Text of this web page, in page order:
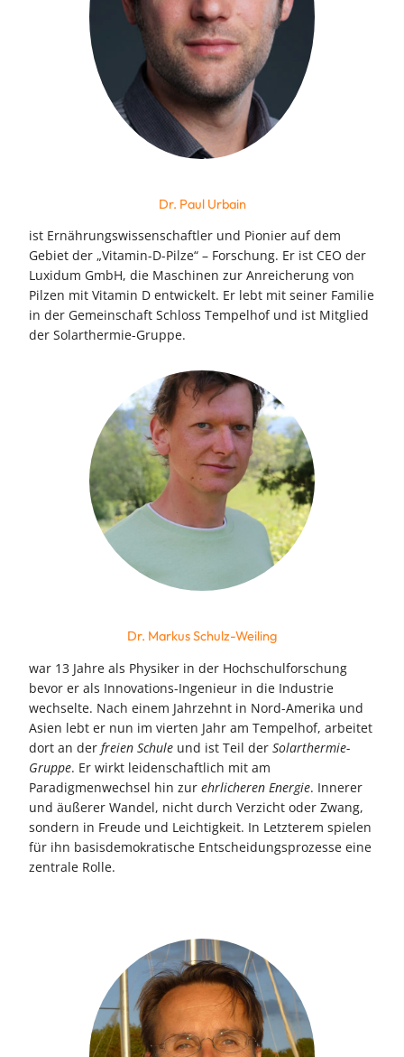
Dr. Paul Urbain
ist Ernährungswissenschaftler und Pionier auf dem
Gebiet der „Vitamin-D-Pilze“ – Forschung. Er ist CEO der
Luxidum GmbH, die Maschinen zur Anreicherung von
Pilzen mit Vitamin D entwickelt. Er lebt mit seiner Familie
in der Gemeinschaft Schloss Tempelhof und ist Mitglied
der Solarthermie-Gruppe.
Dr. Markus Schulz-Weiling
war 13 Jahre als Physiker in der Hochschulforschung
bevor er als Innovations-Ingenieur in die Industrie
wechselte. Nach einem Jahrzehnt in Nord-Amerika und
Asien lebt er nun im vierten Jahr am Tempelhof, arbeitet
dort an der freien Schule und ist Teil der Solarthermie-
Gruppe. Er wirkt leidenschaftlich mit am
Paradigmenwechsel hin zur ehrlicheren Energie. Innerer
und äußerer Wandel, nicht durch Verzicht oder Zwang,
sondern in Freude und Leichtigkeit. In Letzterem spielen
für ihn basisdemokratische Entscheidungsprozesse eine
zentrale Rolle.